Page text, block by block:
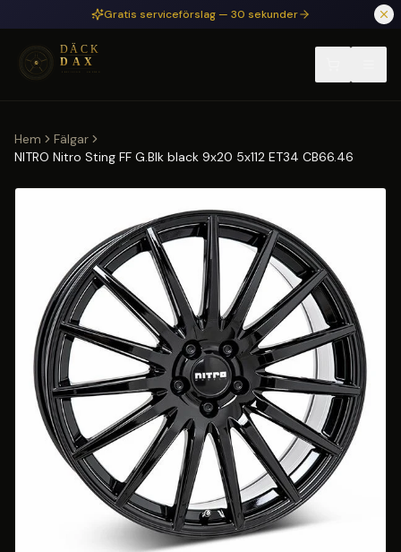
Hoppa till huvudinnehållGratis serviceförslag — 30 sekunder
Hem
Fälgar
NITRO Nitro Sting FF G.Blk black 9x20 5x112 ET34 CB66.46